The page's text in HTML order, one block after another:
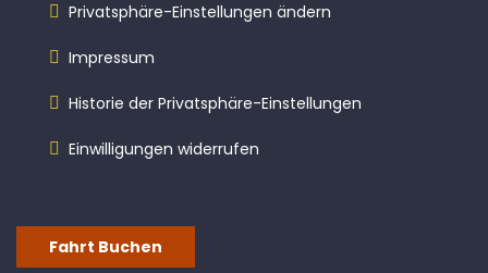
Privatsphäre-Einstellungen ändern
Impressum
Historie der Privatsphäre-Einstellungen
Einwilligungen widerrufen
Fahrt Buchen